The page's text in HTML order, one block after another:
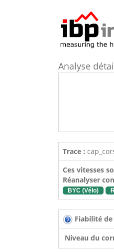
Analyse
Trace :
Ces vitesses
Réanalyser
BYC (Vélo)
Fiabilité
Niveau du